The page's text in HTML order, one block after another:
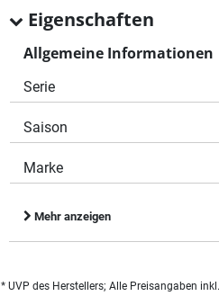
Eigenschaften
Allgemeine Informationen
Serie
Saison
Marke
Mehr anzeigen
* UVP des Herstellers; Alle Preisangaben